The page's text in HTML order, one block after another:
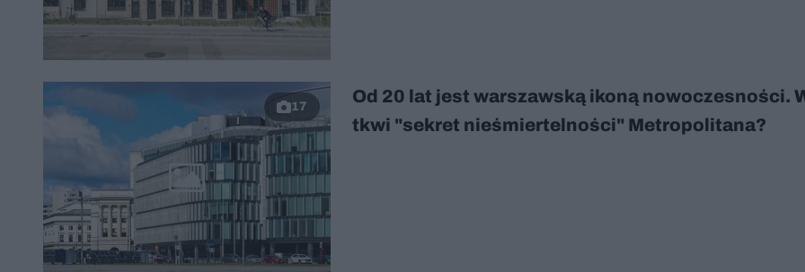
17
Od 20 lat jest warszawską ikoną nowoczesności.
tkwi "sekret nieśmiertelności" Metropolitana?